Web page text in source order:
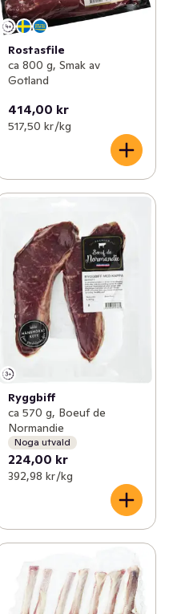
Rostasfile
ca 800 g, Smak av
Gotland
414,00 kr
517,50 kr /kg
Ryggbiff
ca 570 g, Boeuf de
Normandie
Noga utvald
224,00 kr
392,98 kr /kg